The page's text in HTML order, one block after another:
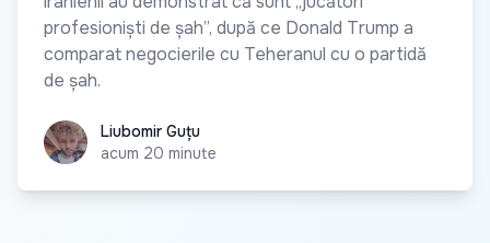
profesioniști de șah”, după ce Donald Trump a
comparat negocierile cu Teheranul cu o partidă
de șah.
Liubomir Guțu
Liubomir Guțu
acum 20 minute